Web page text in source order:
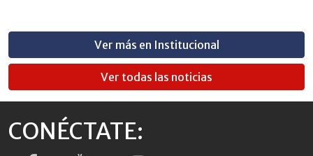
Ver más en Institucional
Ver todas las noticias
CONÉCTATE: